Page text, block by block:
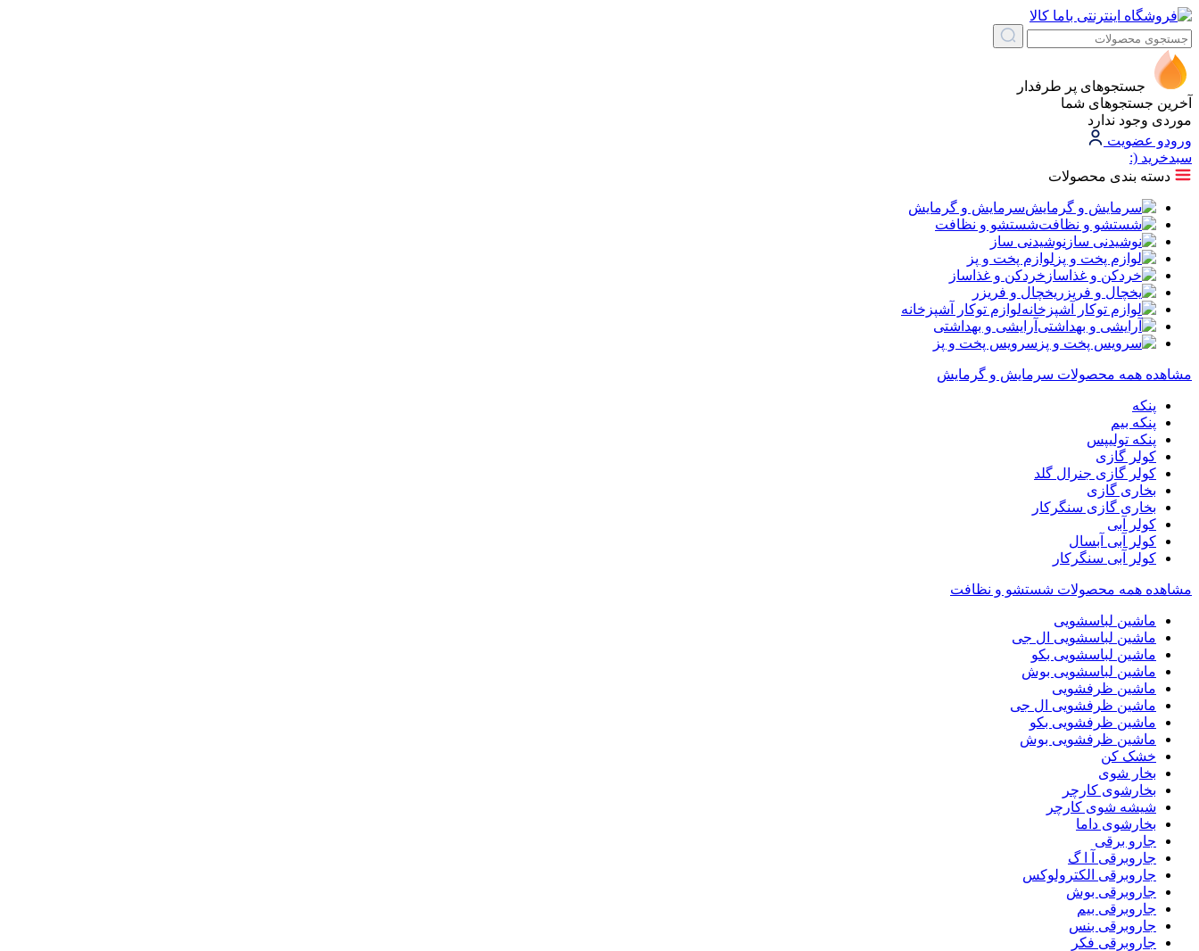
جستجوهای پر طرفدار
آخرین جستجوهای شما
موردی وجود ندارد
ورودو عضویت
سبد‌خرید (:
دسته بندی محصولات
سرمایش و گرمایش
شستشو و نظافت
نوشیدنی ساز
لوازم پخت و پز
خردکن و غذاساز
یخچال و فریزر
لوازم توکار آشپزخانه
آرایشی و بهداشتی
سرویس پخت و پز
مشاهده همه محصولات سرمایش و گرمایش
پنکه
پنکه بیم
پنکه تولیپس
کولر گازی
کولر گازی جنرال گلد
بخاری گازی
بخاری گازی سنگرکار
کولر آبی
کولر آبی آبسال
کولر آبی سنگرکار
مشاهده همه محصولات شستشو و نظافت
ماشین لباسشویی
ماشین لباسشویی ال جی
ماشین لباسشویی بکو
ماشین لباسشویی بوش
ماشین ظرفشویی
ماشین ظرفشویی ال جی
ماشین ظرفشویی بکو
ماشین ظرفشویی بوش
خشک کن
بخار شوی
بخارشوی کارچر
شیشه شوی کارچر
بخارشوی داما
جارو برقی
جاروبرقی آ ا گ
جاروبرقی الکترولوکس
جاروبرقی بوش
جاروبرقی بیم
جاروبرقی بنس
جاروبرقی فکر